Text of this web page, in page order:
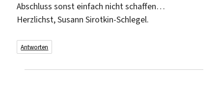
Abschluss sonst einfach nicht schaffen…
Herzlichst, Susann Sirotkin-Schlegel.
Antworten